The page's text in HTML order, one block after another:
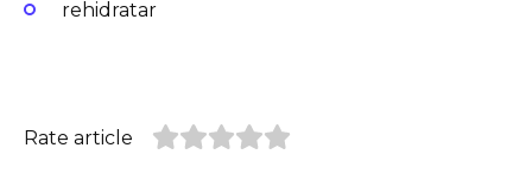
rehidratar
Rate article